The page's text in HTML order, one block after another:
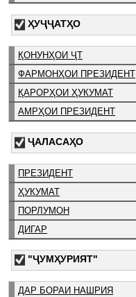
ҲУҶҶАТҲО
ҚОНУНҲОИ ҶТ
ФАРМОНҲОИ ПРЕЗИДЕНТ
ҚАРОРҲОИ ҲУКУМАТ
АМРҲОИ ПРЕЗИДЕНТ
ҶАЛАСАҲО
ПРЕЗИДЕНТ
ҲУКУМАТ
ПОРЛУМОН
ДИГАР
"ҶУМҲУРИЯТ"
ДАР БОРАИ НАШРИЯ